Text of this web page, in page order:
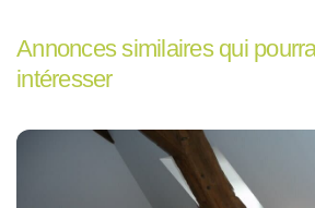
Annonces similaires qui
intéresser